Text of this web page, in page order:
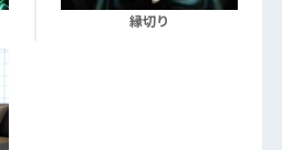
縁切り